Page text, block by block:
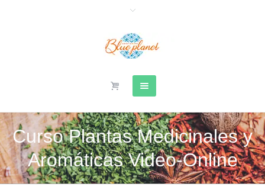
Curso Plantas Medicinales y
Aromáticas Video-Online